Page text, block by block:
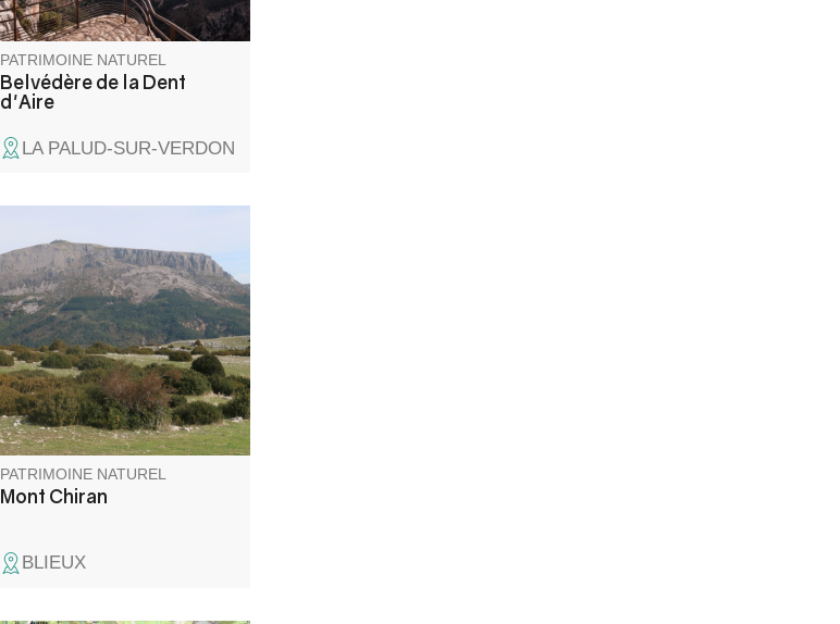
PATRIMOINE NATUREL
Belvédère de la Dent
d'Aire
LA PALUD-SUR-VERDON
Le mont Chiran (1 905 m),
second sommet des Préalpes
du Verdon, offre un panorama
exceptionnel : des Alpes du
Sud à la Provence, jusqu’à la
Méditerranée et, par temps
clair, le Canigou. Un belvédère
unique pour les amoureux de
grands horizons.
PATRIMOINE NATUREL
Mont Chiran
BLIEUX